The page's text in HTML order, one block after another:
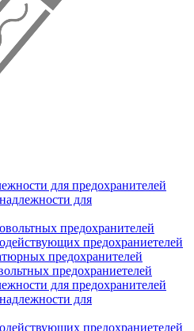
для предохранителей
для
предохранителей
предохраниетелей
предохранителей
предохраниетелей
для предохранителей
для
предохраниетелей